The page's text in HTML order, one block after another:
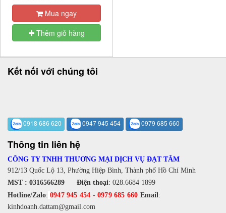
Mua ngay
Thêm giỏ hàng
Kết nối với chúng tôi
0918 686 620 0947 945 454 0979 685 660
Thông tin liên hệ
CÔNG TY TNHH THƯƠNG MẠI DỊCH VỤ ĐẠT TÂM
912/13 Quốc Lộ 13, Phường Hiệp Bình, Thành phố Hồ Chí Minh
MST : 0316566289 Điện thoại: 028.6684 1899
Hotline/Zalo: 0947 945 454 -0979 685 660 Email :
kinhdoanh.dattam@gmail.com